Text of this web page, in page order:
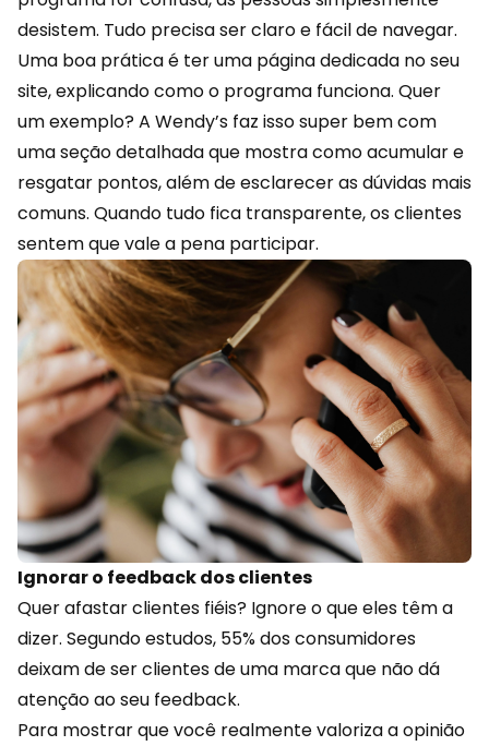
desistem. Tudo precisa ser claro e fácil de navegar.
Uma boa prática é ter uma página dedicada no seu
site, explicando como o programa funciona. Quer
um exemplo? A Wendy’s faz isso super bem com
uma seção detalhada que mostra como acumular e
resgatar pontos, além de esclarecer as dúvidas mais
comuns. Quando tudo fica transparente, os clientes
sentem que vale a pena participar.
Ignorar o feedback dos clientes
Quer afastar clientes fiéis? Ignore o que eles têm a
dizer. Segundo estudos, 55% dos consumidores
deixam de ser clientes de uma marca que não dá
atenção ao seu feedback.
Para mostrar que você realmente valoriza a opinião